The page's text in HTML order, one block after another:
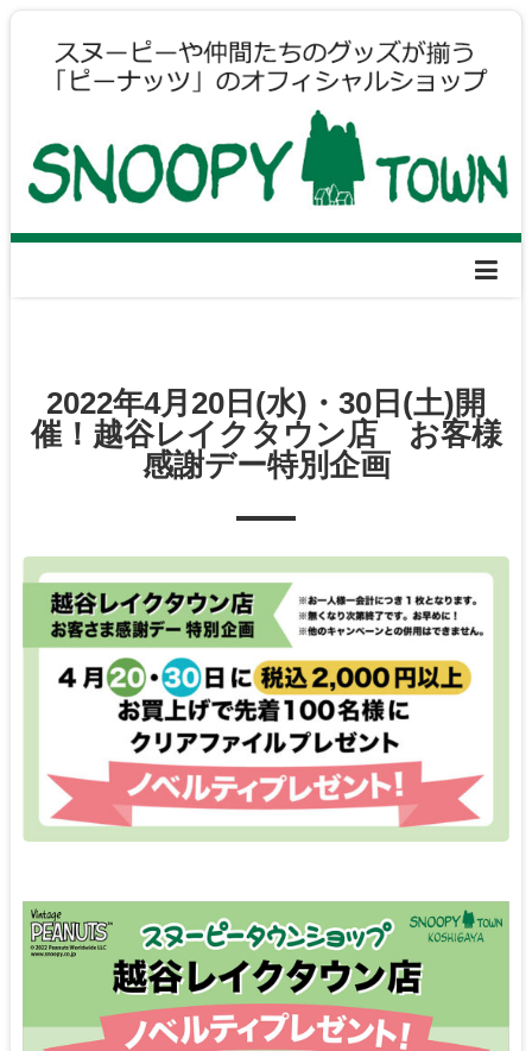
2022年4月20日(水)・30日(土)開
催！越谷レイクタウン店 お客様
感謝デー特別企画